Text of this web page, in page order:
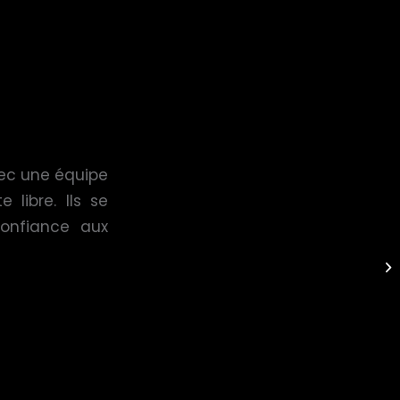
une équipe
libre. Ils se
aux